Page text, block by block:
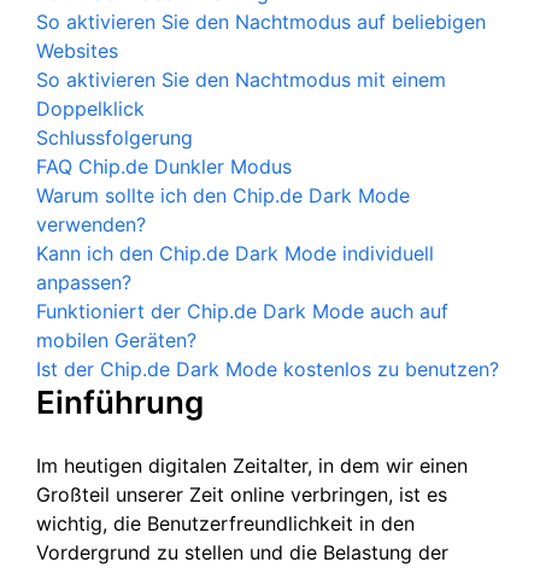
So aktivieren Sie den Nachtmodus auf beliebigen
Websites
So aktivieren Sie den Nachtmodus mit einem
Doppelklick
Schlussfolgerung
FAQ Chip.de Dunkler Modus
Warum sollte ich den Chip.de Dark Mode
verwenden?
Kann ich den Chip.de Dark Mode individuell
anpassen?
Funktioniert der Chip.de Dark Mode auch auf
mobilen Geräten?
Ist der Chip.de Dark Mode kostenlos zu benutzen?
Einführung
Im heutigen digitalen Zeitalter, in dem wir einen
Großteil unserer Zeit online verbringen, ist es
wichtig, die Benutzerfreundlichkeit in den
Vordergrund zu stellen und die Belastung der